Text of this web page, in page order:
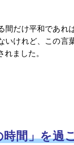
間だけ平和であれ
いけれど、この言
れました。
時間」を過